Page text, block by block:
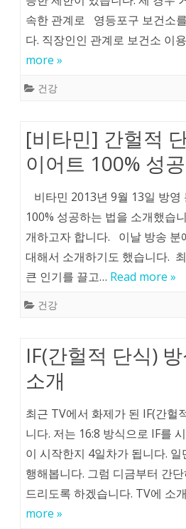
속한 관계로 영등포구 보건소
다. 직장인인 관계로 보건소 이
more »
건강
[비타민] 간헐적
이어트 100% 성
비타민 2013년 9월 13일 방영
100% 성공하는 법을 소개했습
개하고자 합니다. 이날 방송 분
대해서 소개하기도 했습니다.
큰 인기를 끌고… Read more »
건강
IF(간헐적 단식)
소개
최근 TV에서 화제가 된 IF(간헐
니다. 저는 16:8 방식으로 IF를
이 시작한지 4일차가 됩니다.
행해봅니다. 그럼 디금부터 간
드리도록 하겠습니다. TV에 소
more »